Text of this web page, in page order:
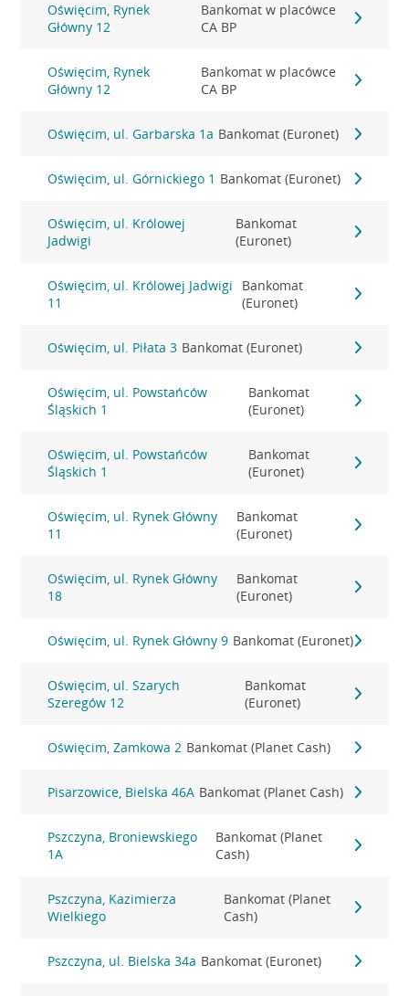
Oświęcim, Rynek
Główny 12
Bankomat w placówce
CA BP
Oświęcim, Rynek
Główny 12
Bankomat w placówce
CA BP
Oświęcim, ul. Garbarska 1a Bankomat (Euronet)
Oświęcim, ul. Górnickiego 1 Bankomat (Euronet)
Oświęcim, ul. Królowej
Jadwigi
Bankomat
(Euronet)
Oświęcim, ul. Królowej Jadwigi
11
Bankomat
(Euronet)
Oświęcim, ul. Piłata 3 Bankomat (Euronet)
Oświęcim, ul. Powstańców
Śląskich 1
Bankomat
(Euronet)
Oświęcim, ul. Powstańców
Śląskich 1
Bankomat
(Euronet)
Oświęcim, ul. Rynek Główny
11
Bankomat
(Euronet)
Oświęcim, ul. Rynek Główny
18
Bankomat
(Euronet)
Oświęcim, ul. Rynek Główny 9 Bankomat (Euronet)
Oświęcim, ul. Szarych
Szeregów 12
Bankomat
(Euronet)
Oświęcim, Zamkowa 2 Bankomat (Planet Cash)
Pisarzowice, Bielska 46A Bankomat (Planet Cash)
Pszczyna, Broniewskiego
1A
Bankomat (Planet
Cash)
Pszczyna, Kazimierza
Wielkiego
Bankomat (Planet
Cash)
Pszczyna, ul. Bielska 34a Bankomat (Euronet)